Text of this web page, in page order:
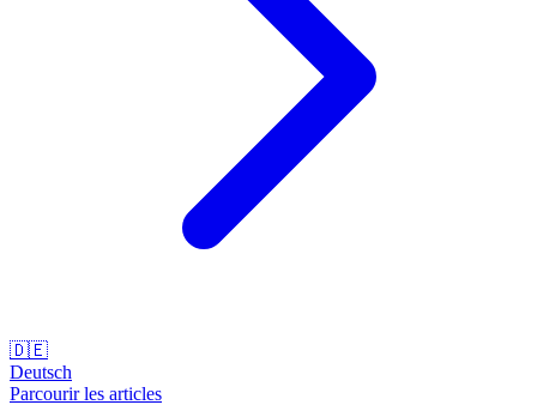
🇩🇪
Deutsch
Parcourir les articles